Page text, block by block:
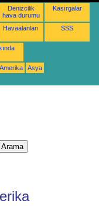
Denizcilik
hava durumu
Kasırgalar
Havaalanları SSS
Asya